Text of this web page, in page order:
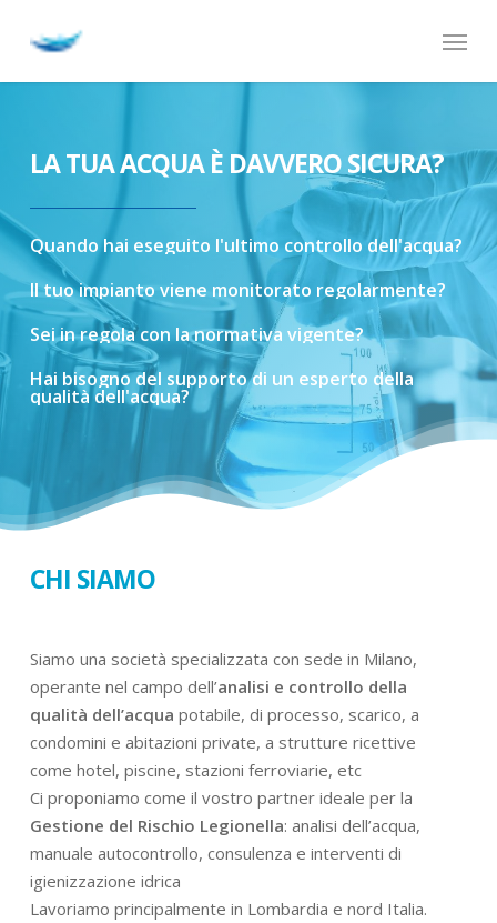
Menu
LA TUA ACQUA È DAVVERO SICURA?
Quando hai eseguito l'ultimo controllo dell'acqua?
Il tuoimpianto viene monitorato regolarmente?
Seiinregola con lanormativa vigente?
Hai bisognodel supportodi un esperto della
qualitàdell'acqua?
CHI SIAMO
Siamo una società specializzata con sede in Milano,
operante nel campo dell’analisi e controllo della
qualità dell’acqua potabile, di processo, scarico, a
condomini e abitazioni private, a strutture ricettive
come hotel, piscine, stazioni ferroviarie, etc
Ci proponiamo come il vostro partner ideale per la
Gestione del Rischio Legionella: analisi dell’acqua,
manuale autocontrollo, consulenza e interventi di
igienizzazione idrica
Lavoriamo principalmente in Lombardia e nord Italia.